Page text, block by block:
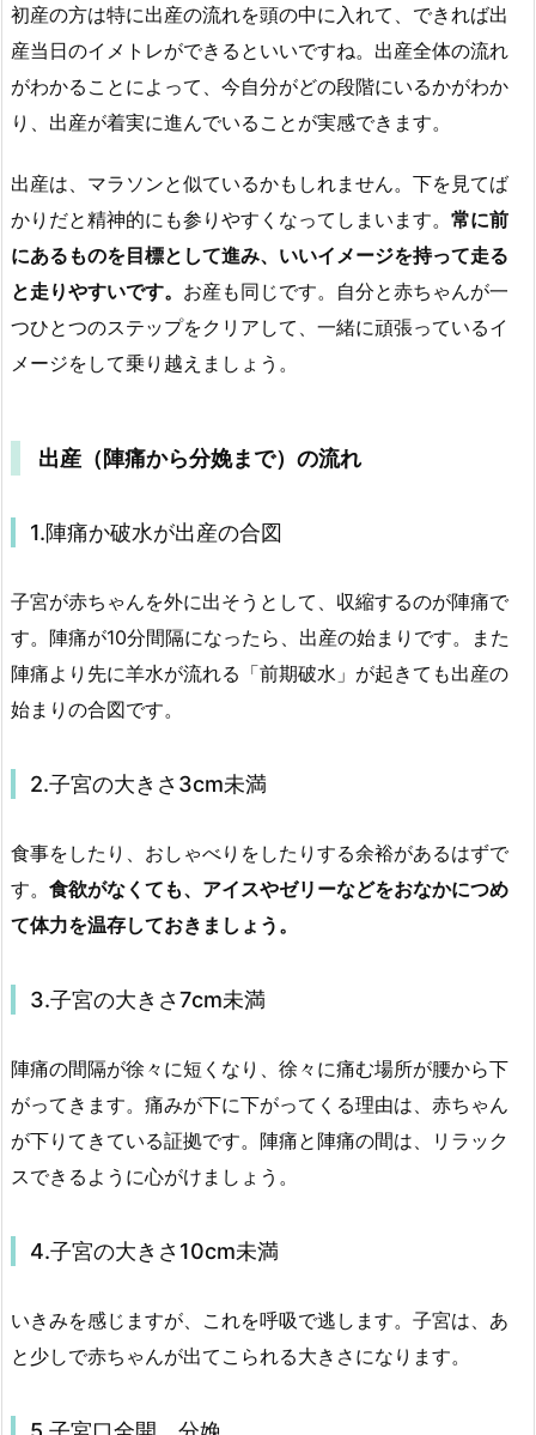
初産の方は特に出産の流れを頭の中に入れて、できれば出
産当日のイメトレができるといいですね。出産全体の流れ
がわかることによって、今自分がどの段階にいるかがわか
り、出産が着実に進んでいることが実感できます。
出産は、マラソンと似ているかもしれません。下を見てば
かりだと精神的にも参りやすくなってしまいます。 常に前
にあるものを目標として進み、いいイメージを持って走る
と走りやすいです。 お産も同じです。自分と赤ちゃんが一
つひとつのステップをクリアして、一緒に頑張っているイ
メージをして乗り越えましょう。
出産（陣痛から分娩まで）の流れ
1.陣痛か破水が出産の合図
子宮が赤ちゃんを外に出そうとして、収縮するのが陣痛で
す。陣痛が10分間隔になったら、出産の始まりです。また
陣痛より先に羊水が流れる「前期破水」が起きても出産の
始まりの合図です。
2.子宮の大きさ3cm未満
食事をしたり、おしゃべりをしたりする余裕があるはずで
す。 食欲がなくても、アイスやゼリーなどをおなかにつめ
て体力を温存しておきましょう。
3.子宮の大きさ7cm未満
陣痛の間隔が徐々に短くなり、徐々に痛む場所が腰から下
がってきます。痛みが下に下がってくる理由は、赤ちゃん
が下りてきている証拠です。陣痛と陣痛の間は、リラック
スできるように心がけましょう。
4.子宮の大きさ10cm未満
いきみを感じますが、これを呼吸で逃します。子宮は、あ
と少しで赤ちゃんが出てこられる大きさになります。